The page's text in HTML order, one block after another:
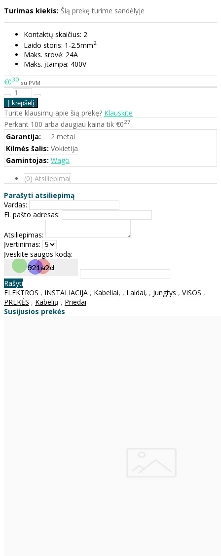
Turimas kiekis: Šią prekę turime sandėlyje
Kontaktų skaičius: 2
Laido storis: 1-2.5mm2
Maks. srovė: 24A
Maks. įtampa: 400V
€030 su PVM
Turite klausimų apie šią prekę? Klauskite
Perkant 100 arba daugiau kaina tik €027
Garantija:
2 metai
Kilmės šalis: Vokietija
Gamintojas: Wago
(0) Atsiliepimai
Parašyti atsiliepimą
Vardas:
El. pašto adresas:
Atsiliepimas:
Įvertinimas:
Įveskite saugos kodą:
Rašyti
ELEKTROS , INSTALIACIJA , Kabeliai, , Laidai, , Jungtys , VISOS ,
PREKĖS , Kabelių , Priedai
Susijusios prekės